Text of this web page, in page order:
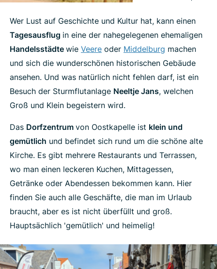
Wer Lust auf Geschichte und Kultur hat, kann einen
Tagesausflug in eine der nahegelegenen ehemaligen
Handelsstädte wie Veere oder Middelburg machen
und sich die wunderschönen historischen Gebäude
ansehen. Und was natürlich nicht fehlen darf, ist ein
Besuch der Sturmflutanlage Neeltje Jans, welchen
Groß und Klein begeistern wird.
Das Dorfzentrum von Oostkapelle ist klein und
gemütlich und befindet sich rund um die schöne alte
Kirche. Es gibt mehrere Restaurants und Terrassen,
wo man einen leckeren Kuchen, Mittagessen,
Getränke oder Abendessen bekommen kann. Hier
finden Sie auch alle Geschäfte, die man im Urlaub
braucht, aber es ist nicht überfüllt und groß.
Hauptsächlich 'gemütlich' und heimelig!